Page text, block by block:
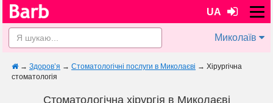
UA
Миколаїв
→ Здоров’я → Стоматологічні послуги в Миколаєві → Хірургічна
стоматологія
Стоматологічна хірургія в Миколаєві